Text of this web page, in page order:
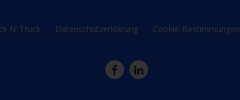
N‘ Truck Datenschutzerklärung Cookie-Bestimmungen